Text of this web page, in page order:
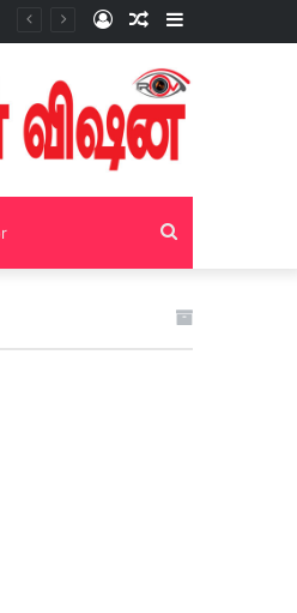
Sidebar
Random
Log
Search